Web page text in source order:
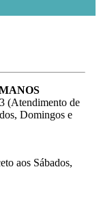
(Atendimento de
Domingos e
aos Sábados,